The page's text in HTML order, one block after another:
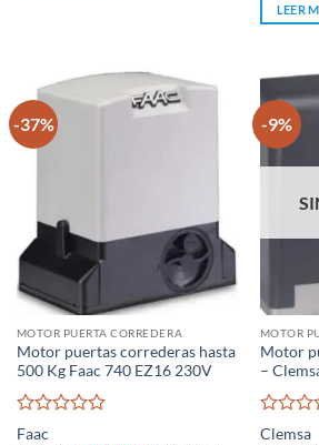
LEER
-37%
MOTOR PUERTA CORREDERA
Motor puertas correderas hasta
500 Kg Faac 740 EZ16 230V
Valorado
Faac
-9%
MOTOR
Motor
–
Valorado
Clemsa